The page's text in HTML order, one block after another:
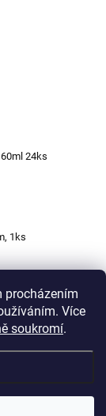
procházením
Více
soukromí.
volte
být
volné
24ks
1ks
. Všechna práva